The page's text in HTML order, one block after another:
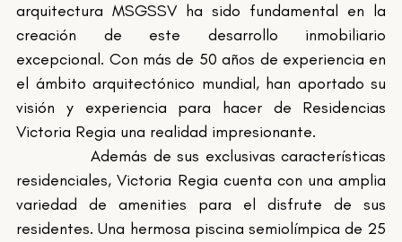
arquitectura MSGSSV ha sido fundamental en la
creación de este desarrollo inmobiliario
excepcional. Con más de 50 años de experiencia en
el ámbito arquitectónico mundial, han aportado su
visión y experiencia para hacer de Residencias
Victoria Regia una realidad impresionante.
		Además de sus exclusivas características
residenciales, Victoria Regia cuenta con una amplia
variedad de amenities para el disfrute de sus
residentes. Una hermosa piscina semiolímpica de 25